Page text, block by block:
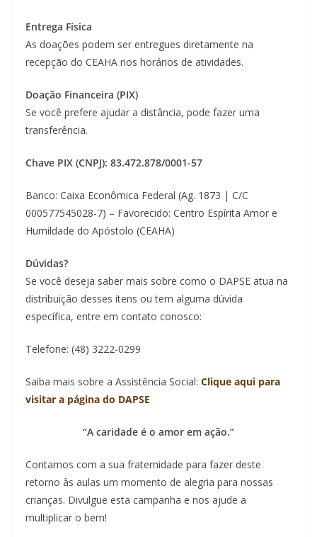
Entrega Física
As doações podem ser entregues diretamente na
recepção do CEAHA nos horários de atividades.
Doação Financeira (PIX)
Se você prefere ajudar a distância, pode fazer uma
transferência.
Chave PIX (CNPJ): 83.472.878/0001-57
Banco: Caixa Econômica Federal (Ag. 1873 | C/C
000577545028-7) – Favorecido: Centro Espírita Amor e
Humildade do Apóstolo (CEAHA)
Dúvidas?
Se você deseja saber mais sobre como o DAPSE atua na
distribuição desses itens ou tem alguma dúvida
específica, entre em contato conosco:
Telefone: (48) 3222-0299
Saiba mais sobre a Assistência Social: Clique aqui para
visitar a página do DAPSE
“A caridade é o amor em ação.”
Contamos com a sua fraternidade para fazer deste
retorno às aulas um momento de alegria para nossas
crianças. Divulgue esta campanha e nos ajude a
multiplicar o bem!